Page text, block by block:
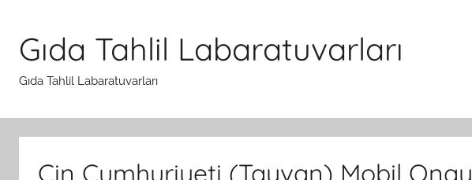
Gıda Tahlil Labaratuvarları
Gıda Tahlil Labaratuvarları
Çin Cumhuriyeti (Tayvan) Mobil Onay